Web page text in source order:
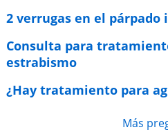
2 verrugas en el párpado
Consulta para
estrabismo
¿Hay tratamiento para
Más